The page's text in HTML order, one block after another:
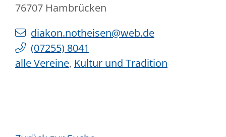
76707 Hambrücken
diakon.notheisen@web.de
(07255) 8041
alle Vereine, Kultur und Tradition